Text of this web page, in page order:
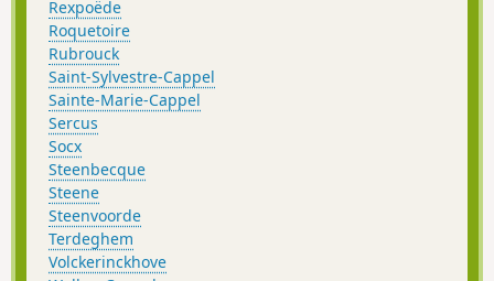
Rexpoëde
Roquetoire
Rubrouck
Saint-Sylvestre-Cappel
Sainte-Marie-Cappel
Sercus
Socx
Steenbecque
Steene
Steenvoorde
Terdeghem
Volckerinckhove